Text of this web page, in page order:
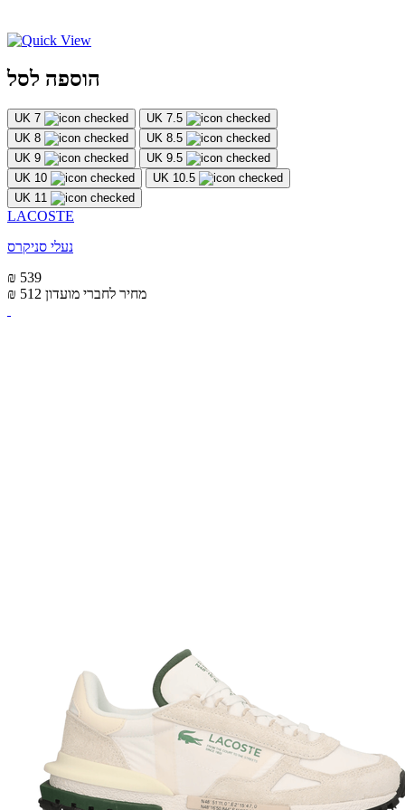
הוספה לסל
UK 7
UK 7.5
UK 8
UK 8.5
UK 9
UK 9.5
UK 10
UK 10.5
UK 11
LACOSTE
נעלי סניקרס
₪ 539
₪ 512 מחיר לחברי מועדון